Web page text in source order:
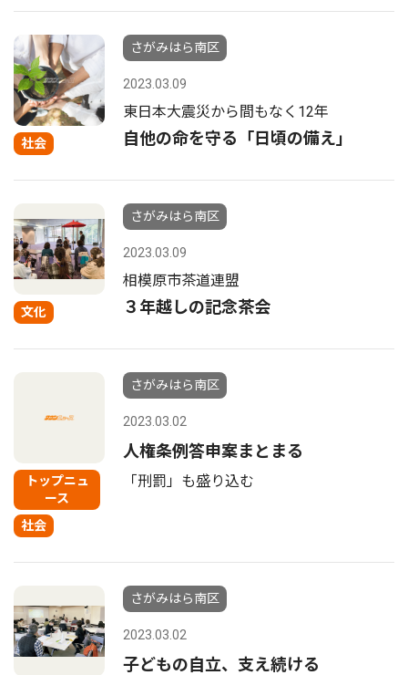
社会
さがみはら南区
2023.03.09
東日本大震災から間もなく12年
自他の命を守る「日頃の備え」
文化
さがみはら南区
2023.03.09
相模原市茶道連盟
３年越しの記念茶会
トップニュ
ース
社会
さがみはら南区
2023.03.02
人権条例答申案まとまる
「刑罰」も盛り込む
さがみはら南区
2023.03.02
子どもの自立、支え続ける